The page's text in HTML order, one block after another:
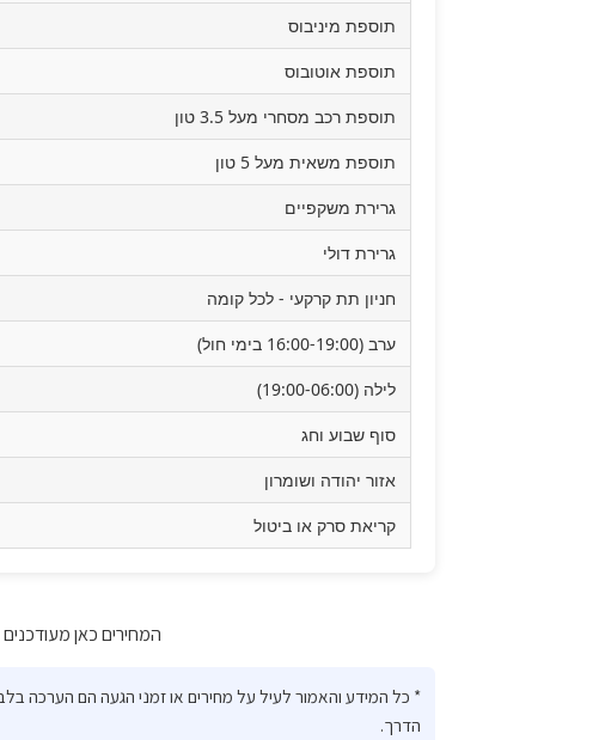
תוספת מיניבוס
תוספת אוטובוס
תוספת רכב מסחרי מעל 3.5 טון
תוספת משאית מעל 5 טון
גרירת משקפיים
גרירת דולי
חניון תת קרקעי - לכל קומה
ערב (16:00-19:00 בימי חול)
לילה (19:00-06:00)
סוף שבוע וחג
אזור יהודה ושומרון
קריאת סרק או ביטול
המחירים כאן מעודכנים
* כל המידע והאמור לעיל על מחירים או זמני הגעה הם הערכה
הדרך.